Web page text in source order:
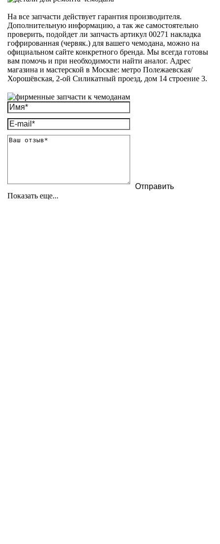
На все запчасти действует гарантия производителя.
Дополнительную информацию, а так же самостоятельно
проверить, подойдет ли запчасть артикул 00271 накладка
гофрированная (червяк.) для вашего чемодана, можно на
официальном сайте конкретного бренда. Мы всегда готовы
вам помочь и при необходимости найти аналог. Адрес
магазина и мастерской в Москве: метро Полежаевская/
Хорошёвская, 2-ой Силикатный проезд, дом 14 строение 3.
Показать еще...